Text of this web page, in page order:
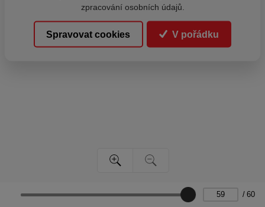
/ 60
zpracování osobních údajů.
Spravovat cookies V pořádku